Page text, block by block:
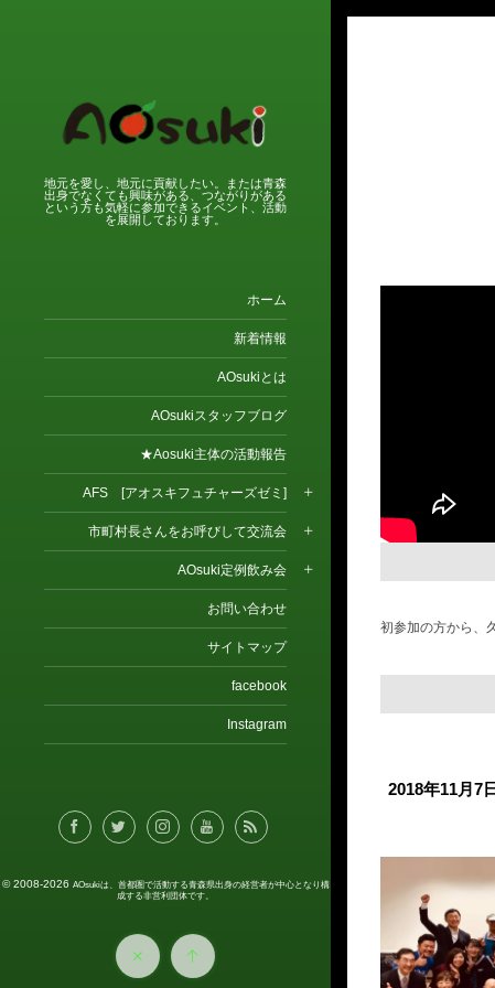
地元を愛し、地元に貢献したい。または青森
出身でなくても興味がある、つながりがある
という方も気軽に参加できるイベント、活動
を展開しております。
ホーム
新着情報
AOsukiとは
AOsukiスタッフブログ
★Aosuki主体の活動報告
AFS [アオスキフュチャーズゼミ]
市町村長さんをお呼びして交流会
AOsuki定例飲み会
お問い合わせ
サイトマップ
facebook
Instagram
© 2008-2026 AOsukiは、首都圏で活動する青森県出身の経営者が中心となり構
成する非営利団体です。
初参加の方から、
2018年11月7